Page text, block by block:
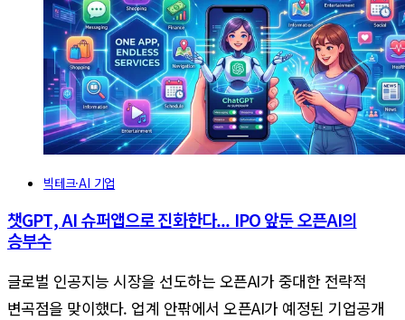
빅테크·AI 기업
챗GPT, AI 슈퍼앱으로 진화한다... IPO 앞둔 오픈AI의
승부수
글로벌 인공지능 시장을 선도하는 오픈AI가 중대한 전략적
변곡점을 맞이했다. 업계 안팎에서 오픈AI가 예정된 기업공개